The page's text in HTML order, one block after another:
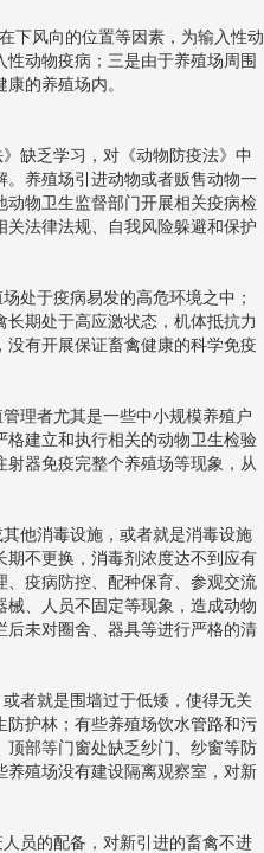
下风向的位置等因素，为输入性动
动物疫病；三是由于养殖场周围
的养殖场内。
缺乏学习，对《动物防疫法》中
养殖场引进动物或者贩售动物一
物卫生监督部门开展相关疫病检
法律法规、自我风险躲避和保护
处于疫病易发的高危环境之中；
期处于高应激状态，机体抵抗力
有开展保证畜禽健康的科学免疫
理者尤其是一些中小规模养殖户
建立和执行相关的动物卫生检验
器免疫完整个养殖场等现象，从
他消毒设施，或者就是消毒设施
不更换，消毒剂浓度达不到应有
疫病防控、配种保育、参观交流
、人员不固定等现象，造成动物
未对圈舍、器具等进行严格的清
者就是围墙过于低矮，使得无关
防护林；有些养殖场饮水管路和污
部等门窗处缺乏纱门、纱窗等防
养殖场没有建设隔离观察室，对新
员的配备，对新引进的畜禽不进